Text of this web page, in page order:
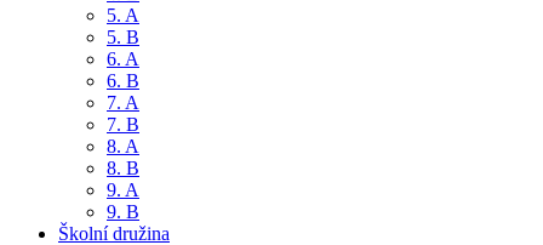
5. A
5. B
6. A
6. B
7. A
7. B
8. A
8. B
9. A
9. B
Školní družina